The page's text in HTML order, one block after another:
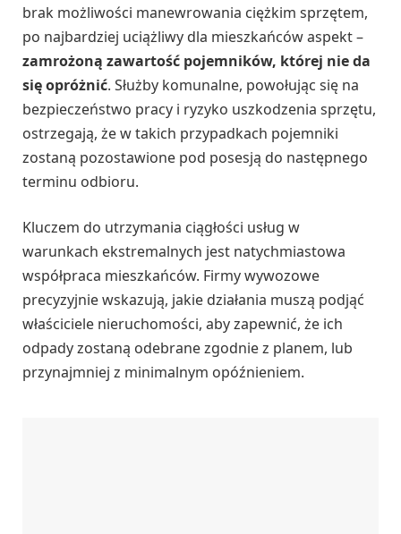
brak możliwości manewrowania ciężkim sprzętem,
po najbardziej uciążliwy dla mieszkańców aspekt –
zamrożoną zawartość pojemników, której nie da
się opróżnić. Służby komunalne, powołując się na
bezpieczeństwo pracy i ryzyko uszkodzenia sprzętu,
ostrzegają, że w takich przypadkach pojemniki
zostaną pozostawione pod posesją do następnego
terminu odbioru.
Kluczem do utrzymania ciągłości usług w
warunkach ekstremalnych jest natychmiastowa
współpraca mieszkańców. Firmy wywozowe
precyzyjnie wskazują, jakie działania muszą podjąć
właściciele nieruchomości, aby zapewnić, że ich
odpady zostaną odebrane zgodnie z planem, lub
przynajmniej z minimalnym opóźnieniem.